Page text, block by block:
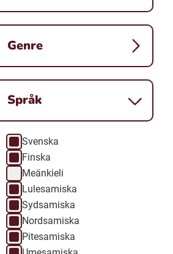
Genre
Språk
Språk
Svenska
Finska
Meänkieli
Lulesamiska
Sydsamiska
Nordsamiska
Pitesamiska